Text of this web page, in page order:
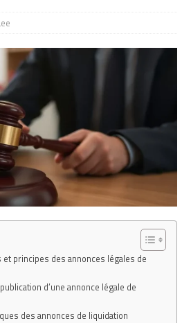
principes des annonces légales de
d’une annonce légale de
des annonces de liquidation